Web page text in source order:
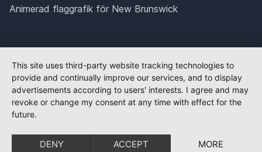
Animerad flaggrafik för New Brunswick
This site uses third-party website tracking technologies to
provide and continually improve our services, and to display
advertisements according to users' interests. I agree and may
revoke or change my consent at any time with effect for the
future.
DENY ACCEPT MORE